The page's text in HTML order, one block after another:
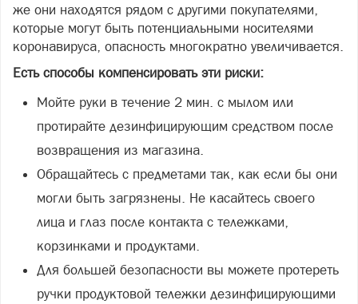
же они находятся рядом с другими покупателями,
которые могут быть потенциальными носителями
коронавируса, опасность многократно увеличивается.
Есть способы компенсировать эти риски:
Мойте руки в течение 2 мин. с мылом или
протирайте дезинфицирующим средством после
возвращения из магазина.
Обращайтесь с предметами так, как если бы они
могли быть загрязнены. Не касайтесь своего
лица и глаз после контакта с тележками,
корзинками и продуктами.
Для большей безопасности вы можете протереть
ручки продуктовой тележки дезинфицирующими